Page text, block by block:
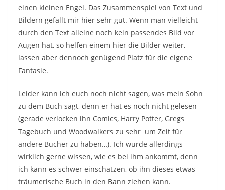
einen kleinen Engel. Das Zusammenspiel von Text und
Bildern gefällt mir hier sehr gut. Wenn man vielleicht
durch den Text alleine noch kein passendes Bild vor
Augen hat, so helfen einem hier die Bilder weiter,
lassen aber dennoch genügend Platz für die eigene
Fantasie.
Leider kann ich euch noch nicht sagen, was mein Sohn
zu dem Buch sagt, denn er hat es noch nicht gelesen
(gerade verlocken ihn Comics, Harry Potter, Gregs
Tagebuch und Woodwalkers zu sehr um Zeit für
andere Bücher zu haben…). Ich würde allerdings
wirklich gerne wissen, wie es bei ihm ankommt, denn
ich kann es schwer einschätzen, ob ihn dieses etwas
träumerische Buch in den Bann ziehen kann.